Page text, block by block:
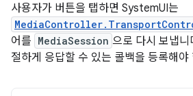
사용자가 버튼을 탭하면 SystemUI는
어를 MediaSession 으로 다시 보냅니
절하게 응답할 수 있는 콜백을 등록해야